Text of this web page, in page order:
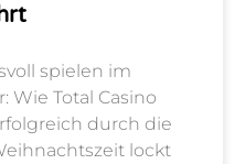
spielen im
Wie Total Casino
durch die
lockt